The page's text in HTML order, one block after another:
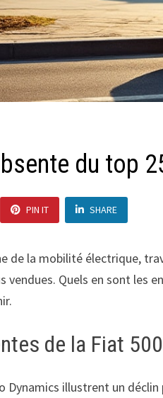
du top
PIN IT SHARE
de la mobilité électrique,
vendues. Quels en sont les
de la Fiat
Dynamics illustrent un